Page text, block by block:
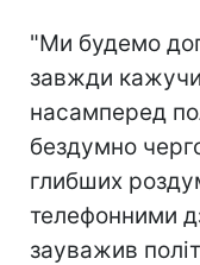
"Ми будемо
завжди
насамперед
бездумно
глибших
телефонними
зауважив